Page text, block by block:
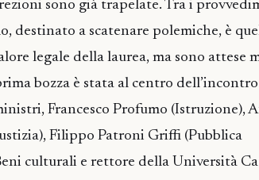
sono già trapelate. Tra i
destinato a scatenare polemiche, è
legale della laurea, ma sono attese
bozza è stata al centro
Francesco Profumo (Istruzione),
Filippo Patroni Griffi (Pubblica
culturali e rettore della Università